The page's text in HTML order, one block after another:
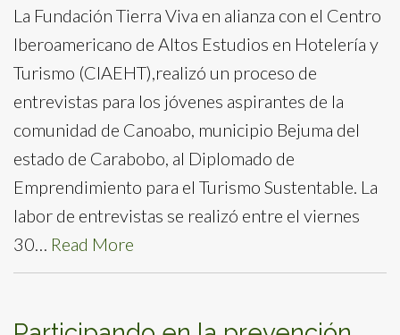
La Fundación Tierra Viva en alianza con el Centro
Iberoamericano de Altos Estudios en Hotelería y
Turismo (CIAEHT),realizó un proceso de
entrevistas para los jóvenes aspirantes de la
comunidad de Canoabo, municipio Bejuma del
estado de Carabobo, al Diplomado de
Emprendimiento para el Turismo Sustentable. La
labor de entrevistas se realizó entre el viernes
30… Read More